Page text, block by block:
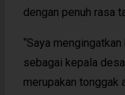
dengan penuh rasa
“Saya
sebagai kepala
merupakan tonggak